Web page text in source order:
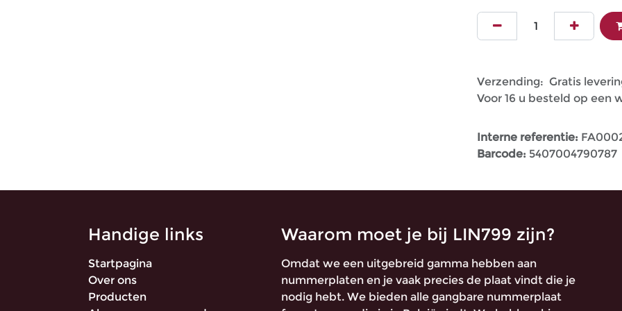
Verzending: Gratis
Voor 16 u besteld op een
Interne referentie:
Barcode: 5407004790787
Handige links
Startpagina
Over ons
Producten
Waarom moet je bij LIN799 zijn?
Omdat we een uitgebreid gamma hebben aan
nummerplaten en je vaak precies de plaat vindt die je
nodig hebt. We bieden alle gangbare nummerplaat